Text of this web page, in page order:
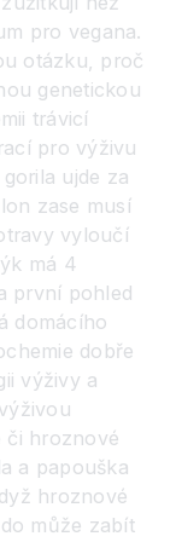
pro vegana.
otázku, proč
genetickou
trávicí
pro výživu
ujde za
zase musí
vyloučí
má 4
první pohled
domácího
dobře
výživy a
či hroznové
a papouška
hroznové
může zabít